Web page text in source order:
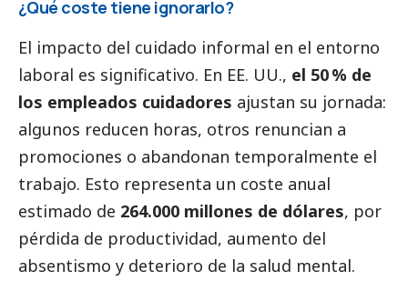
¿Qué coste tiene ignorarlo?
El impacto del cuidado informal en el entorno
laboral es significativo. En EE. UU., el 50 % de
los empleados cuidadores ajustan su jornada:
algunos reducen horas, otros renuncian a
promociones o abandonan temporalmente el
trabajo. Esto representa un coste anual
estimado de 264.000 millones de dólares, por
pérdida de productividad, aumento del
absentismo y deterioro de la salud mental.